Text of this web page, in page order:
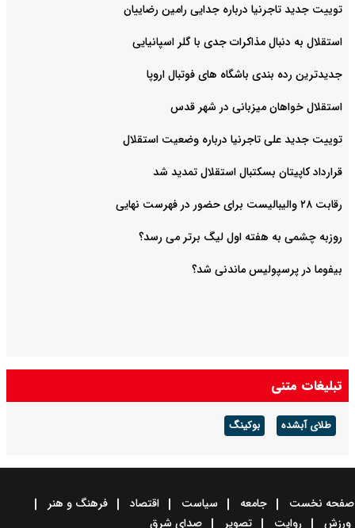
توییت جدید تاجرنیا درباره جدایی رامین رضاییان
استقلال به دنبال مذاکرات جدی با گلر اسپانیایی
جدیدترین رده بندی باشگاه های فوتبال اروپا
استقلال خواهان میزبانی در شهر قدس
توییت جدید علی تاجرنیا درباره وضعیت استقلال
قرارداد کاپیتان بسکتبال استقلال تمدید شد
رقابت ۲۸ والیبالیست برای حضور در فهرست نهایی
روزبه چشمی به هفته اول لیگ برتر می رسد؟
بیفوما در پرسپولیس ماندنی شد؟
تبلیغات متنی
طلای آبشده بوکینگ
صفحه نخست جامعه سیاست اقتصاد
فرهنگ و هنر
ورزش
روایت تصویر صدای شرق